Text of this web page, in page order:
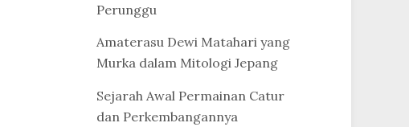
Perunggu
Amaterasu Dewi Matahari yang
Murka dalam Mitologi Jepang
Sejarah Awal Permainan Catur
dan Perkembangannya